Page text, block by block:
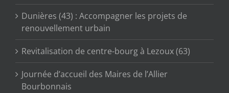
Dunières (43) : Accompagner les projets de
renouvellement urbain
Revitalisation de centre-bourg à Lezoux (63)
Journée d’accueil des Maires de l’Allier
Bourbonnais